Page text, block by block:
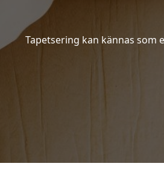
Tapetsering kan kännas